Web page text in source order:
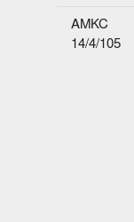
AMKC
14/4/105